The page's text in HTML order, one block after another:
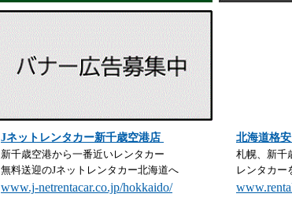
Jネットレンタカー新千歳空港店
新千歳空港から一番近いレンタカー
無料送迎のJネットレンタカー北海道へ
www.j-netrentacar.co.jp/hokkaido/
北海道格
札幌、新千
レンタカー